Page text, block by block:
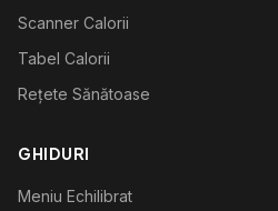
Scanner Calorii
Tabel Calorii
Rețete Sănătoase
GHIDURI
Meniu Echilibrat